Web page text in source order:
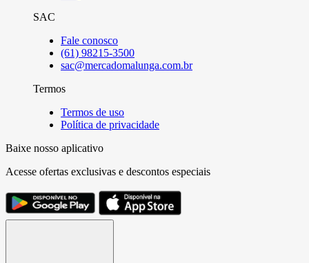
SAC
Fale conosco
(61) 98215-3500
sac@mercadomalunga.com.br
Termos
Termos de uso
Política de privacidade
Baixe nosso aplicativo
Acesse ofertas exclusivas e descontos especiais